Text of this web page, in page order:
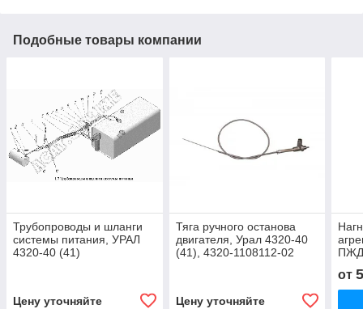
Подобные товары компании
Трубопроводы и шланги
системы питания, УРАЛ
4320-40 (41)
Цену уточняйте
Тяга ручного останова
двигателя, Урал 4320-40
(41), 4320-1108112-02
Цену уточняйте
от